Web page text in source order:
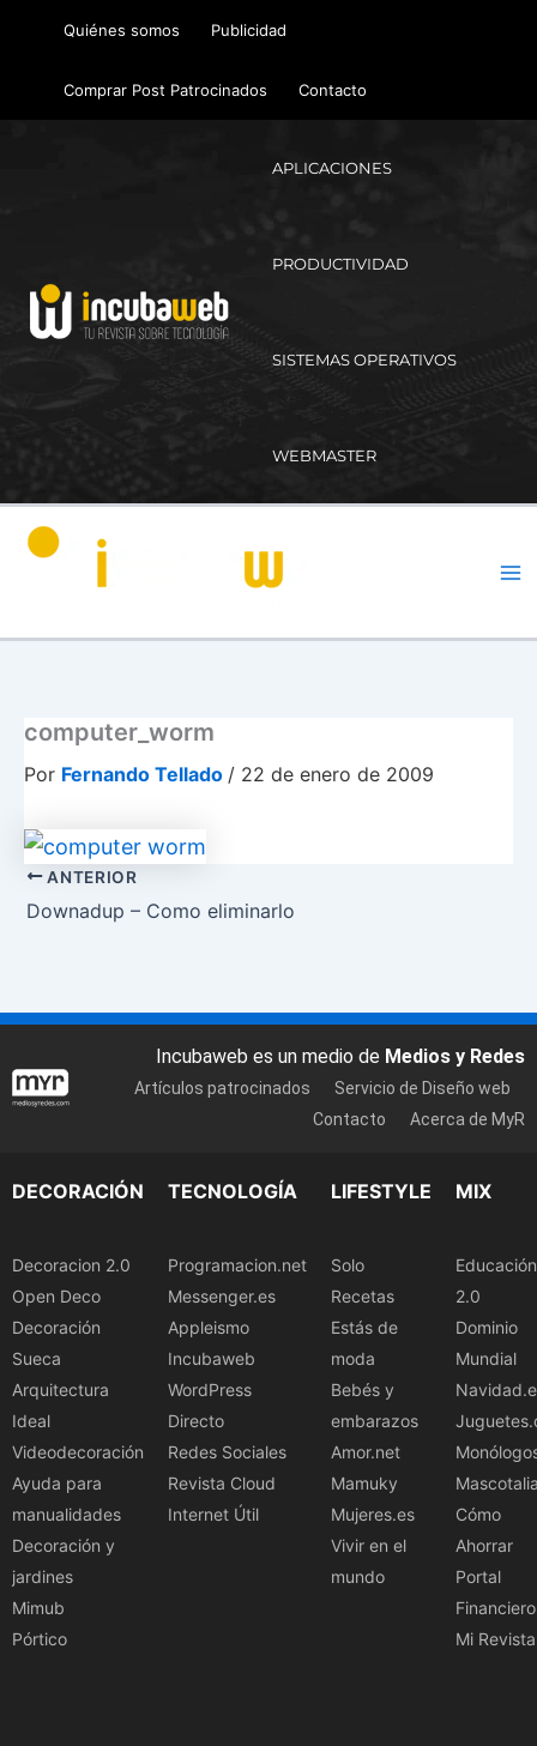
Quiénes somos Publicidad
Comprar Post Patrocinados Contacto
APLICACIONES
PRODUCTIVIDAD
SISTEMAS OPERATIVOS
WEBMASTER
computer_worm
Por Fernando Tellado / 22 de enero de 2009
ANTERIOR
Downadup – Como eliminarlo
Incubaweb es un medio de Medios y Redes
Artículos patrocinados
Servicio de Diseño web
Contacto
Acerca de MyR
DECORACIÓN
Decoracion 2.0
Open Deco
Decoración
Sueca
Arquitectura
Ideal
Videodecoración
Ayuda para
manualidades
Decoración y
jardines
Mimub
Pórtico
TECNOLOGÍA
Programacion.net
Messenger.es
Appleismo
Incubaweb
WordPress
Directo
Redes Sociales
Revista Cloud
Internet Útil
LIFESTYLE
Solo
Recetas
Estás de
moda
Bebés y
embarazos
Amor.net
Mamuky
Mujeres.es
Vivir en el
mundo
MIX
Educación
2.0
Dominio
Mundial
Cómo
Ahorrar
Portal
Financiero
Mi Revista